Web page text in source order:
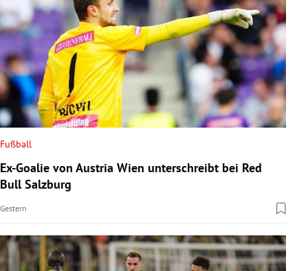
Fußball
Ex-Goalie von Austria Wien unterschreibt bei Red
Bull Salzburg
Gestern